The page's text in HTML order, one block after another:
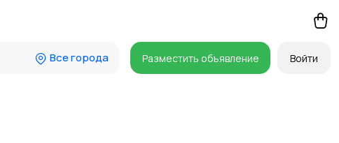
Все города Разместить объявление Войти